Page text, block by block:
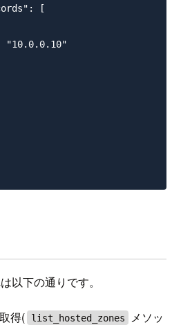
[
"10.0.0.10"
以下の通りです。
得( list_hosted_zones
メソッ